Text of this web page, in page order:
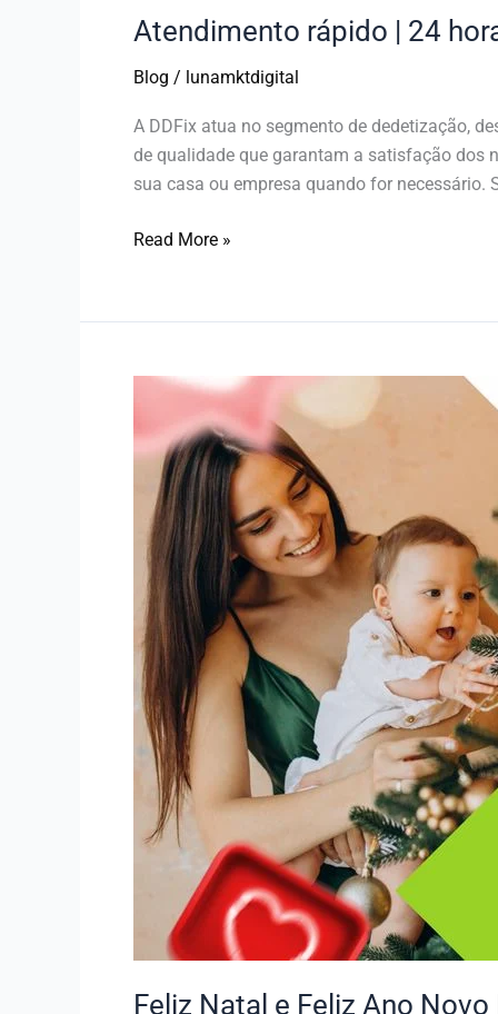
Atendimento rápido | 24
Blog / lunamktdigital
A DDFix atua no segmento de dedetização,
de qualidade que garantam a satisfação dos
sua casa ou empresa quando for
Read More »
Feliz Natal e Feliz Ano Novo
Feliz
Feliz
Ano
Novo
Fix